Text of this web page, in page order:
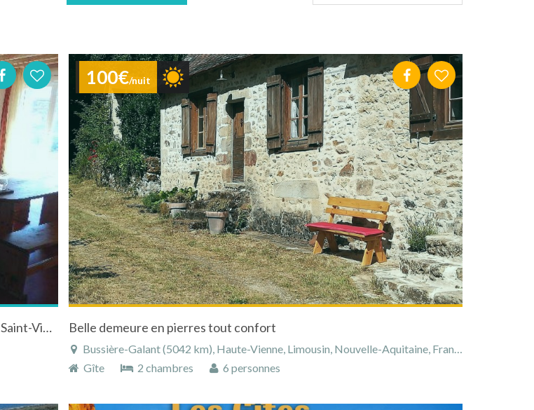
tri
Gîte du Laumache, loft de plain pied dans un hameau à côté de Saint-Victor (20mn de Tournon/Tain l'Hermitage) en Ardèche verte
100€/nuit
Belle demeure en pierres tout confort
Bussière-Galant (5042 km), Haute-Vienne, Limousin, Nouvelle-Aquitaine, France
Gîte
2 chambres 6 personnes